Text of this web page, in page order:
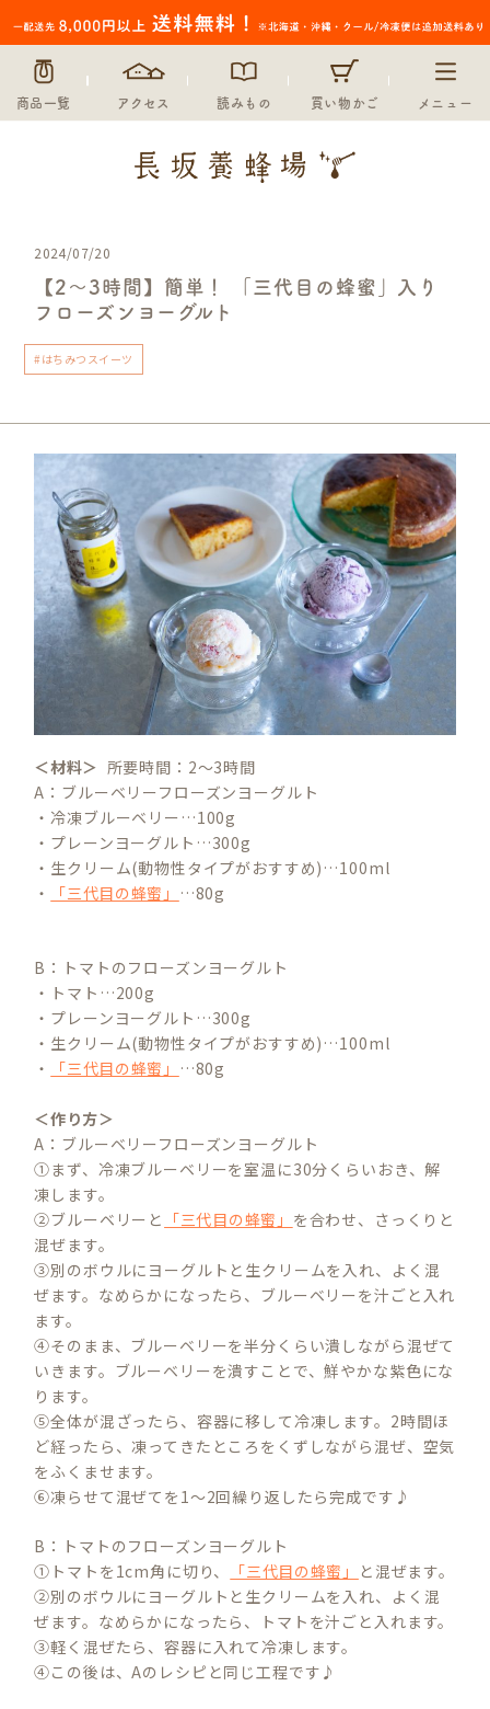
商品一覧 アクセス 読みもの 買い物かご メニュー
2024/07/20
【2〜3時間】簡単！ 「三代目の蜂蜜」入り
フローズンヨーグルト
#はちみつスイーツ
＜材料＞ 所要時間：2〜3時間
A：ブルーベリーフローズンヨーグルト
・冷凍ブルーベリー…100g
・プレーンヨーグルト…300g
・生クリーム(動物性タイプがおすすめ)…100ml
・
「三代目の蜂蜜」 …80g
B：トマトのフローズンヨーグルト
・トマト…200g
・プレーンヨーグルト…300g
・生クリーム(動物性タイプがおすすめ)…100ml
・
「三代目の蜂蜜」 …80g
＜作り方＞
A：ブルーベリーフローズンヨーグルト
①まず、冷凍ブルーベリーを室温に30分くらいおき、解
凍します。
②ブルーベリーと 「三代目の蜂蜜」 を合わせ、さっくりと
混ぜます。
③別のボウルにヨーグルトと生クリームを入れ、よく混
ぜます。なめらかになったら、ブルーベリーを汁ごと入れ
ます。
④そのまま、ブルーベリーを半分くらい潰しながら混ぜて
いきます。ブルーベリーを潰すことで、鮮やかな紫色にな
ります。
⑤全体が混ざったら、容器に移して冷凍します。2時間ほ
ど経ったら、凍ってきたところをくずしながら混ぜ、空気
をふくませます。
⑥凍らせて混ぜてを1〜2回繰り返したら完成です♪
B：トマトのフローズンヨーグルト
①トマトを1cm角に切り、
「三代目の蜂蜜」
と混ぜます。
②別のボウルにヨーグルトと生クリームを入れ、よく混
ぜます。なめらかになったら、トマトを汁ごと入れます。
③軽く混ぜたら、容器に入れて冷凍します。
④この後は、Aのレシピと同じ工程です♪